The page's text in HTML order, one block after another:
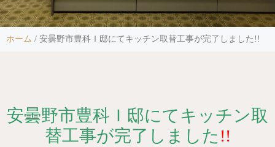
ホーム / 安曇野市豊科Ｉ邸にてキッチン取替工事が完了しました!!
安曇野市豊科Ｉ邸にてキッチン取
替工事が完了しました !!